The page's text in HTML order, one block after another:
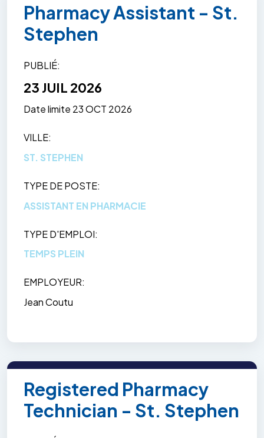
Pharmacy Assistant - St.
Stephen
PUBLIÉ
23 JUIL 2026
Date limite 23 OCT 2026
VILLE
ST. STEPHEN
TYPE DE POSTE
ASSISTANT EN PHARMACIE
TYPE D'EMPLOI
TEMPS PLEIN
EMPLOYEUR
Jean Coutu
Registered Pharmacy
Technician - St. Stephen